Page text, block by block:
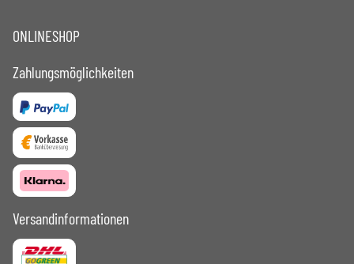
ONLINESHOP
Zahlungsmöglichkeiten
Versandinformationen